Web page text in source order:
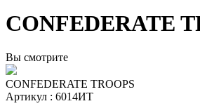
CONFEDERATE
Вы смотрите
CONFEDERATE TROOPS
Артикул : 6014ИТ